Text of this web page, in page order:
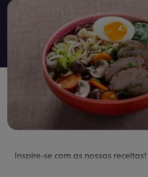
enviada
para
este
recipe
Inspire-se com as nossas receitas!